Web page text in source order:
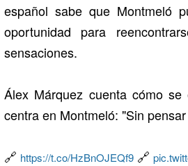
español sabe que Montmeló
oportunidad para
sensaciones.
Álex Márquez cuenta cómo
centra en Montmeló: "Sin
🔗 https://t.co/HzBnOJEQf9 🔗